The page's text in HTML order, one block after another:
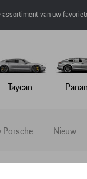
van uw
Taycan
Porsche Nieuw